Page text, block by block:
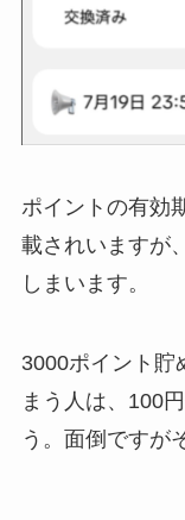
ポイントの有効
載されいますが
しまいます。
3000ポイント貯
まう人は、100
う。面倒ですが